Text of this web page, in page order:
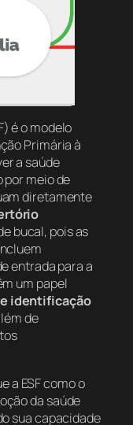
é o modelo
Primária à
a saúde
por meio de
diretamente
bucal, pois as
entrada para a
um papel
identificação
de
a ESF como o
da saúde
sua capacidade